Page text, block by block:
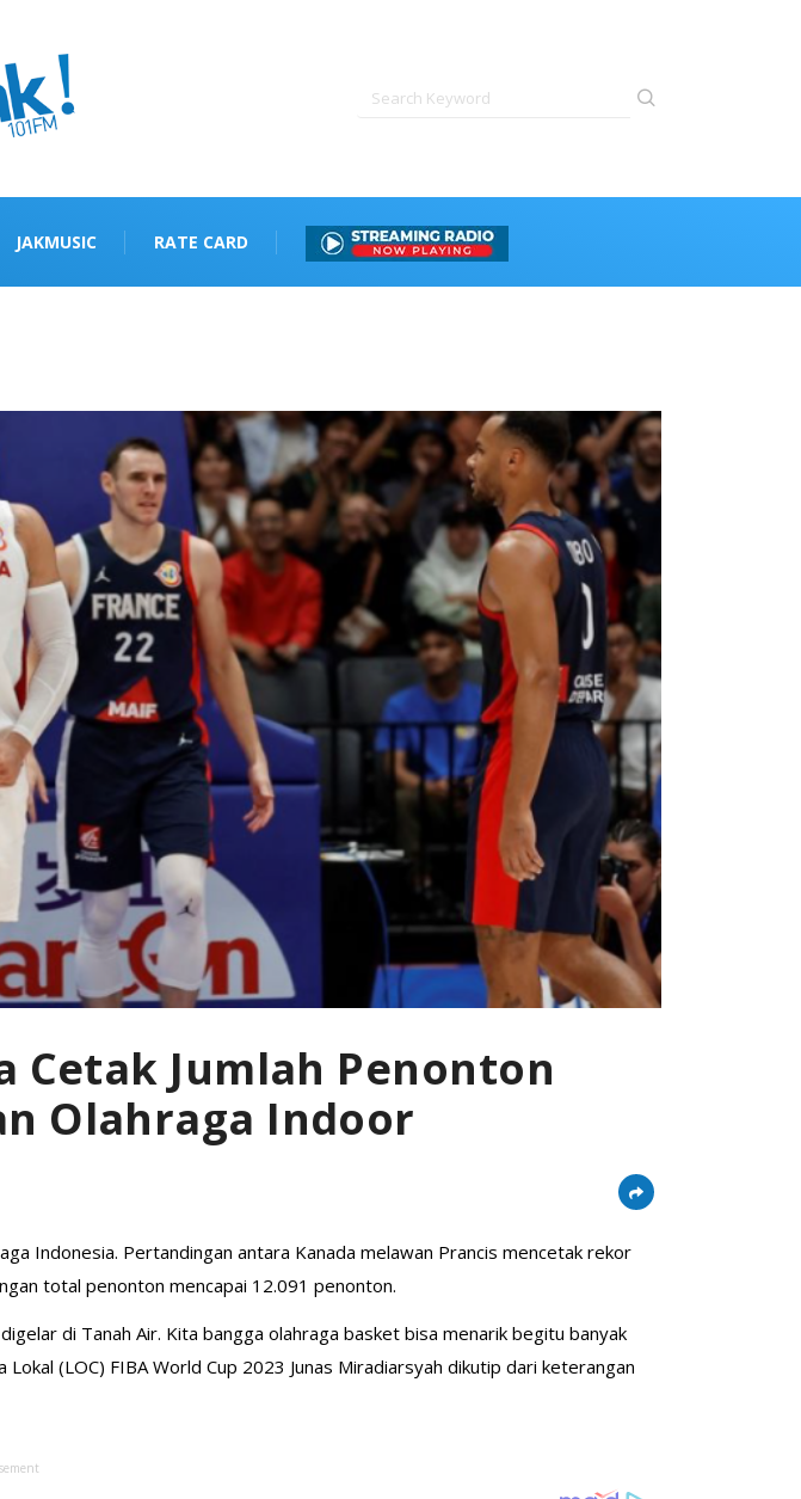
JAKMUSIC RATE CARD
Cetak Jumlah Penonton
Olahraga Indoor
Indonesia. Pertandingan antara Kanada melawan Prancis mencetak rekor
total penonton mencapai 12.091 penonton.
di Tanah Air. Kita bangga olahraga basket bisa menarik begitu banyak
(LOC) FIBA World Cup 2023 Junas Miradiarsyah dikutip dari keterangan